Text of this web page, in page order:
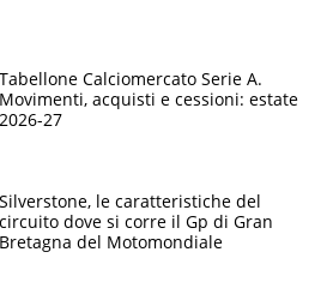
Tabellone Calciomercato Serie A.
Movimenti, acquisti e cessioni: estate
2026-27
Silverstone, le caratteristiche del
circuito dove si corre il Gp di Gran
Bretagna del Motomondiale